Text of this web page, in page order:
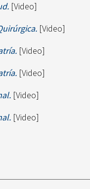
[Video]
[Video]
[Video]
[Video]
[Video]
[Video]